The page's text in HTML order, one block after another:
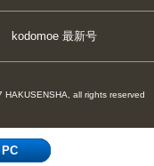
kodomoe 最新号
HAKUSENSHA, all rights reserved
PC